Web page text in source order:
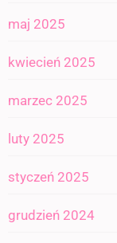
maj 2025
kwiecień 2025
marzec 2025
luty 2025
styczeń 2025
grudzień 2024